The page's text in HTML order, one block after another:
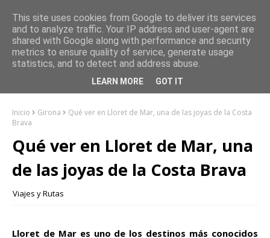
Inicio Girona
Qué ver en Lloret de Mar, una de las joyas de la Costa
Brava
Qué ver en Lloret de Mar, una
de las joyas de la Costa Brava
Viajes y Rutas
Lloret de Mar es uno de los destinos más conocidos
This site uses cookies from Google to deliver its services
and to analyze traffic. Your IP address and user-agent are
shared with Google along with performance and security
metrics to ensure quality of service, generate usage
statistics, and to detect and address abuse.
LEARN MORE GOT IT